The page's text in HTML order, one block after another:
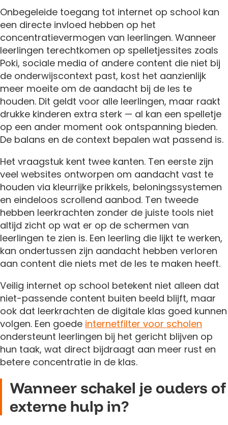
Onbegeleide toegang tot internet op school kan
een directe invloed hebben op het
concentratievermogen van leerlingen. Wanneer
leerlingen terechtkomen op spelletjessites zoals
Poki, sociale media of andere content die niet bij
de onderwijscontext past, kost het aanzienlijk
meer moeite om de aandacht bij de les te
houden. Dit geldt voor alle leerlingen, maar raakt
drukke kinderen extra sterk — al kan een spelletje
op een ander moment ook ontspanning bieden.
De balans en de context bepalen wat passend is.
Het vraagstuk kent twee kanten. Ten eerste zijn
veel websites ontworpen om aandacht vast te
houden via kleurrijke prikkels, beloningssystemen
en eindeloos scrollend aanbod. Ten tweede
hebben leerkrachten zonder de juiste tools niet
altijd zicht op wat er op de schermen van
leerlingen te zien is. Een leerling die lijkt te werken,
kan ondertussen zijn aandacht hebben verloren
aan content die niets met de les te maken heeft.
Veilig internet op school betekent niet alleen dat
niet-passende content buiten beeld blijft, maar
ook dat leerkrachten de digitale klas goed kunnen
volgen. Een goede internetfilter voor scholen
ondersteunt leerlingen bij het gericht blijven op
hun taak, wat direct bijdraagt aan meer rust en
betere concentratie in de klas.
Wanneer schakel je ouders of
externe hulp in?